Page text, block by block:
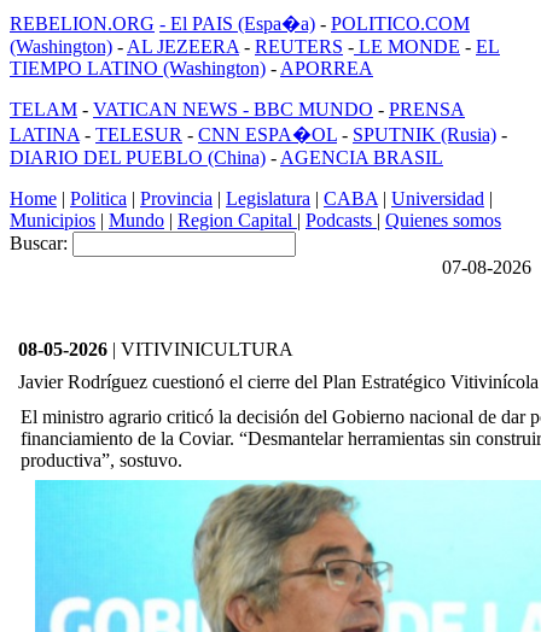
REBELION.ORG - El PAIS (Espa�a) - POLITICO.COM
(Washington) - AL JEZEERA - REUTERS - LE MONDE - EL
TIEMPO LATINO (Washington) - APORREA
TELAM - VATICAN NEWS - BBC MUNDO - PRENSA
LATINA - TELESUR - CNN ESPA�OL - SPUTNIK (Rusia) -
DIARIO DEL PUEBLO (China) - AGENCIA BRASIL
Home | Politica | Provincia | Legislatura | CABA | Universidad |
Municipios | Mundo | Region Capital | Podcasts | Quienes somos
Buscar:
07-08-2026
08-05-2026 | VITIVINICULTURA
Javier Rodríguez cuestionó el cierre del Plan Estratégico Vitivinícola
El ministro agrario criticó la decisión del Gobierno nacional de dar
financiamiento de la Coviar. “Desmantelar herramientas sin
productiva”, sostuvo.